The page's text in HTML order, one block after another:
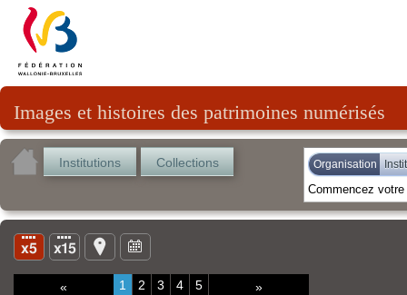
Images et histoires des patrimoines numérisés
Institutions Collections Organisation
« 1 2 3 4 5 »